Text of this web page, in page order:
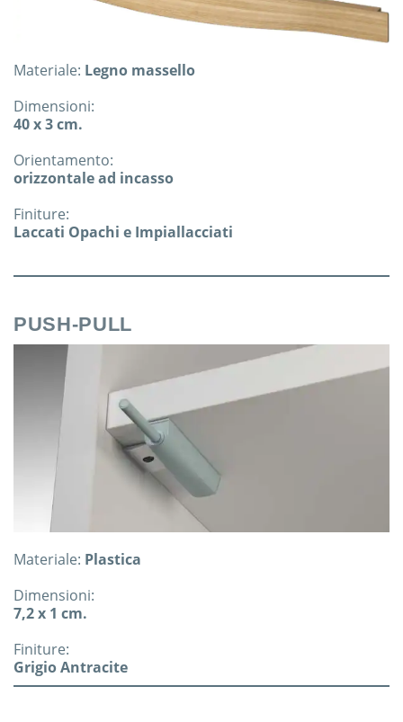
Materiale: Legno massello
Dimensioni:
40 x 3 cm.
Orientamento:
orizzontale ad incasso
Finiture:
Laccati Opachi e Impiallacciati
PUSH-PULL
Materiale: Plastica
Dimensioni:
7,2 x 1 cm.
Finiture:
Grigio Antracite